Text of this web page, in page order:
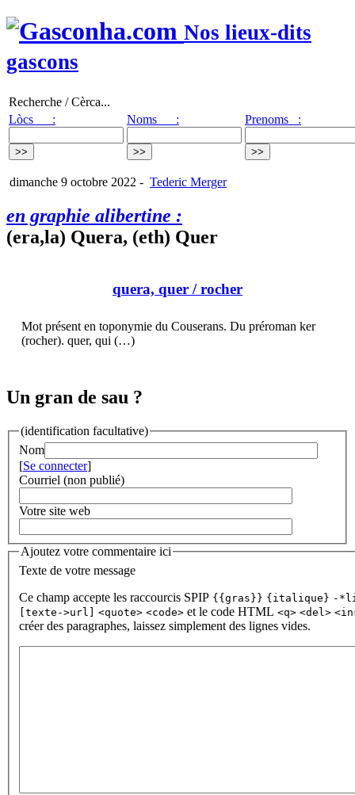
Nos lieux-dits
gascons
Recherche / Cèrca...
Lòcs :
Noms : Prenoms :
dimanche 9 octobre 2022 - Tederic Merger
en graphie alibertine :
(era,la) Quera, (eth) Quer
quera, quer / rocher
Mot présent en toponymie du Couserans. Du préroman ker
(rocher). quer, qui (…)
Un gran de sau ?
(identification facultative)
Nom
[Se connecter]
Courriel (non publié)
Votre site web
Ajoutez votre commentaire ici
Texte de votre message
Ce champ accepte les raccourcis SPIP {{gras}} {italique} -
[texte->url] <quote> <code> et le code HTML <q> <del>
créer des paragraphes, laissez simplement des lignes vides.